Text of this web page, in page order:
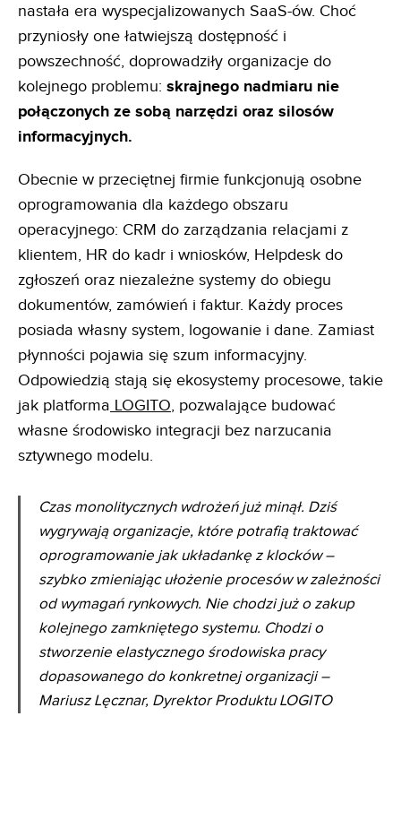
nastała era wyspecjalizowanych SaaS-ów. Choć
przyniosły one łatwiejszą dostępność i
powszechność, doprowadziły organizacje do
kolejnego problemu: skrajnego nadmiaru nie
połączonych ze sobą narzędzi oraz silosów
informacyjnych.
Obecnie w przeciętnej firmie funkcjonują osobne
oprogramowania dla każdego obszaru
operacyjnego: CRM do zarządzania relacjami z
klientem, HR do kadr i wniosków, Helpdesk do
zgłoszeń oraz niezależne systemy do obiegu
dokumentów, zamówień i faktur. Każdy proces
posiada własny system, logowanie i dane. Zamiast
płynności pojawia się szum informacyjny.
Odpowiedzią stają się ekosystemy procesowe, takie
jak platforma LOGITO, pozwalające budować
własne środowisko integracji bez narzucania
sztywnego modelu.
Czas monolitycznych wdrożeń już minął. Dziś
wygrywają organizacje, które potrafią traktować
oprogramowanie jak układankę z klocków –
szybko zmieniając ułożenie procesów w zależności
od wymagań rynkowych. Nie chodzi już o zakup
kolejnego zamkniętego systemu. Chodzi o
stworzenie elastycznego środowiska pracy
dopasowanego do konkretnej organizacji –
Mariusz Lęcznar, Dyrektor Produktu LOGITO